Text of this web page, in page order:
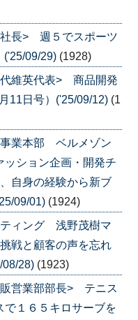
長> 週５でスポーツ
('25/09/29) (1928)
維英代表> 商品開発
11日号）('25/09/12) (1
業本部 ベルメゾン
ション企画・開発チ
自身の経験から新ブ
09/01) (1924)
ィング 浅野茂樹マ
戦と顧客の声を忘れ
08/28) (1923)
営業部部長> テニス
で１６５キロサーブを